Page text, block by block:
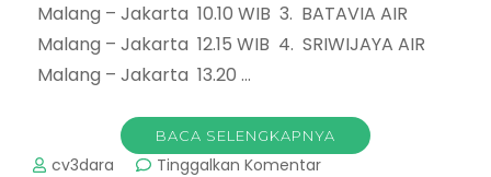
Malang – Jakarta 10.10 WIB 3. BATAVIA AIR
Malang – Jakarta 12.15 WIB 4. SRIWIJAYA AIR
Malang – Jakarta 13.20 …
BACA SELENGKAPNYA
cv3dara Tinggalkan Komentarpada